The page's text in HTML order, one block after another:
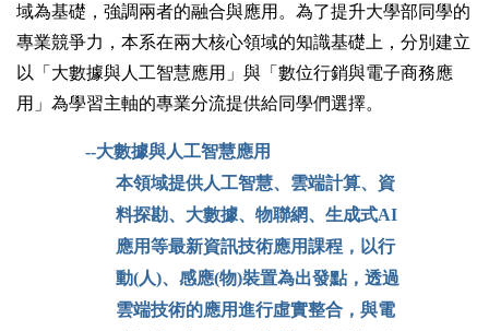
域為基礎，強調兩者的融合與應用。為了提升大學部同學的
專業競爭力，本系在兩大核心領域的知識基礎上，分別建立
以「大數據與人工智慧應用」與「數位行銷與電子商務應
用」為學習主軸的專業分流提供給同學們選擇。
--大數據與人工智慧應用
本領域提供人工智慧、雲端計算、資
料探勘、大數據、物聯網、生成式AI
應用等最新資訊技術應用課程，以行
動(人)、感應(物)裝置為出發點，透過
雲端技術的應用進行虛實整合，與電